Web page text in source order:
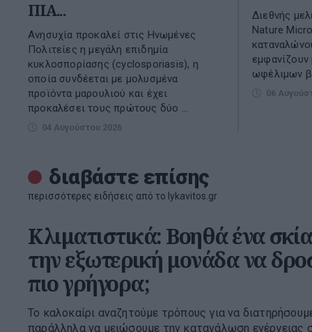
ΠΙΑ...
Ανησυχία προκαλεί στις Ηνωμένες
Πολιτείες η μεγάλη επιδημία
κυκλοσπορίασης (cyclosporiasis), η
οποία συνδέεται με μολυσμένα
προϊόντα μαρουλιού και έχει
προκαλέσει τους πρώτους δύο ...
04 Αυγούστου 2026
Διεθνής
Nature
εμφανίζουν
ωφέλιμων
06
διαβάστε επίσης
περισσότερες ειδήσεις από το lykavitos.gr
Κλιματιστικά: Βοηθά ένα
την εξωτερική μονάδα να
πιο γρήγορα;
Το καλοκαίρι αναζητούμε τρόπους για να
παράλληλα να μειώσουμε την κατανάλωση ενέργειας